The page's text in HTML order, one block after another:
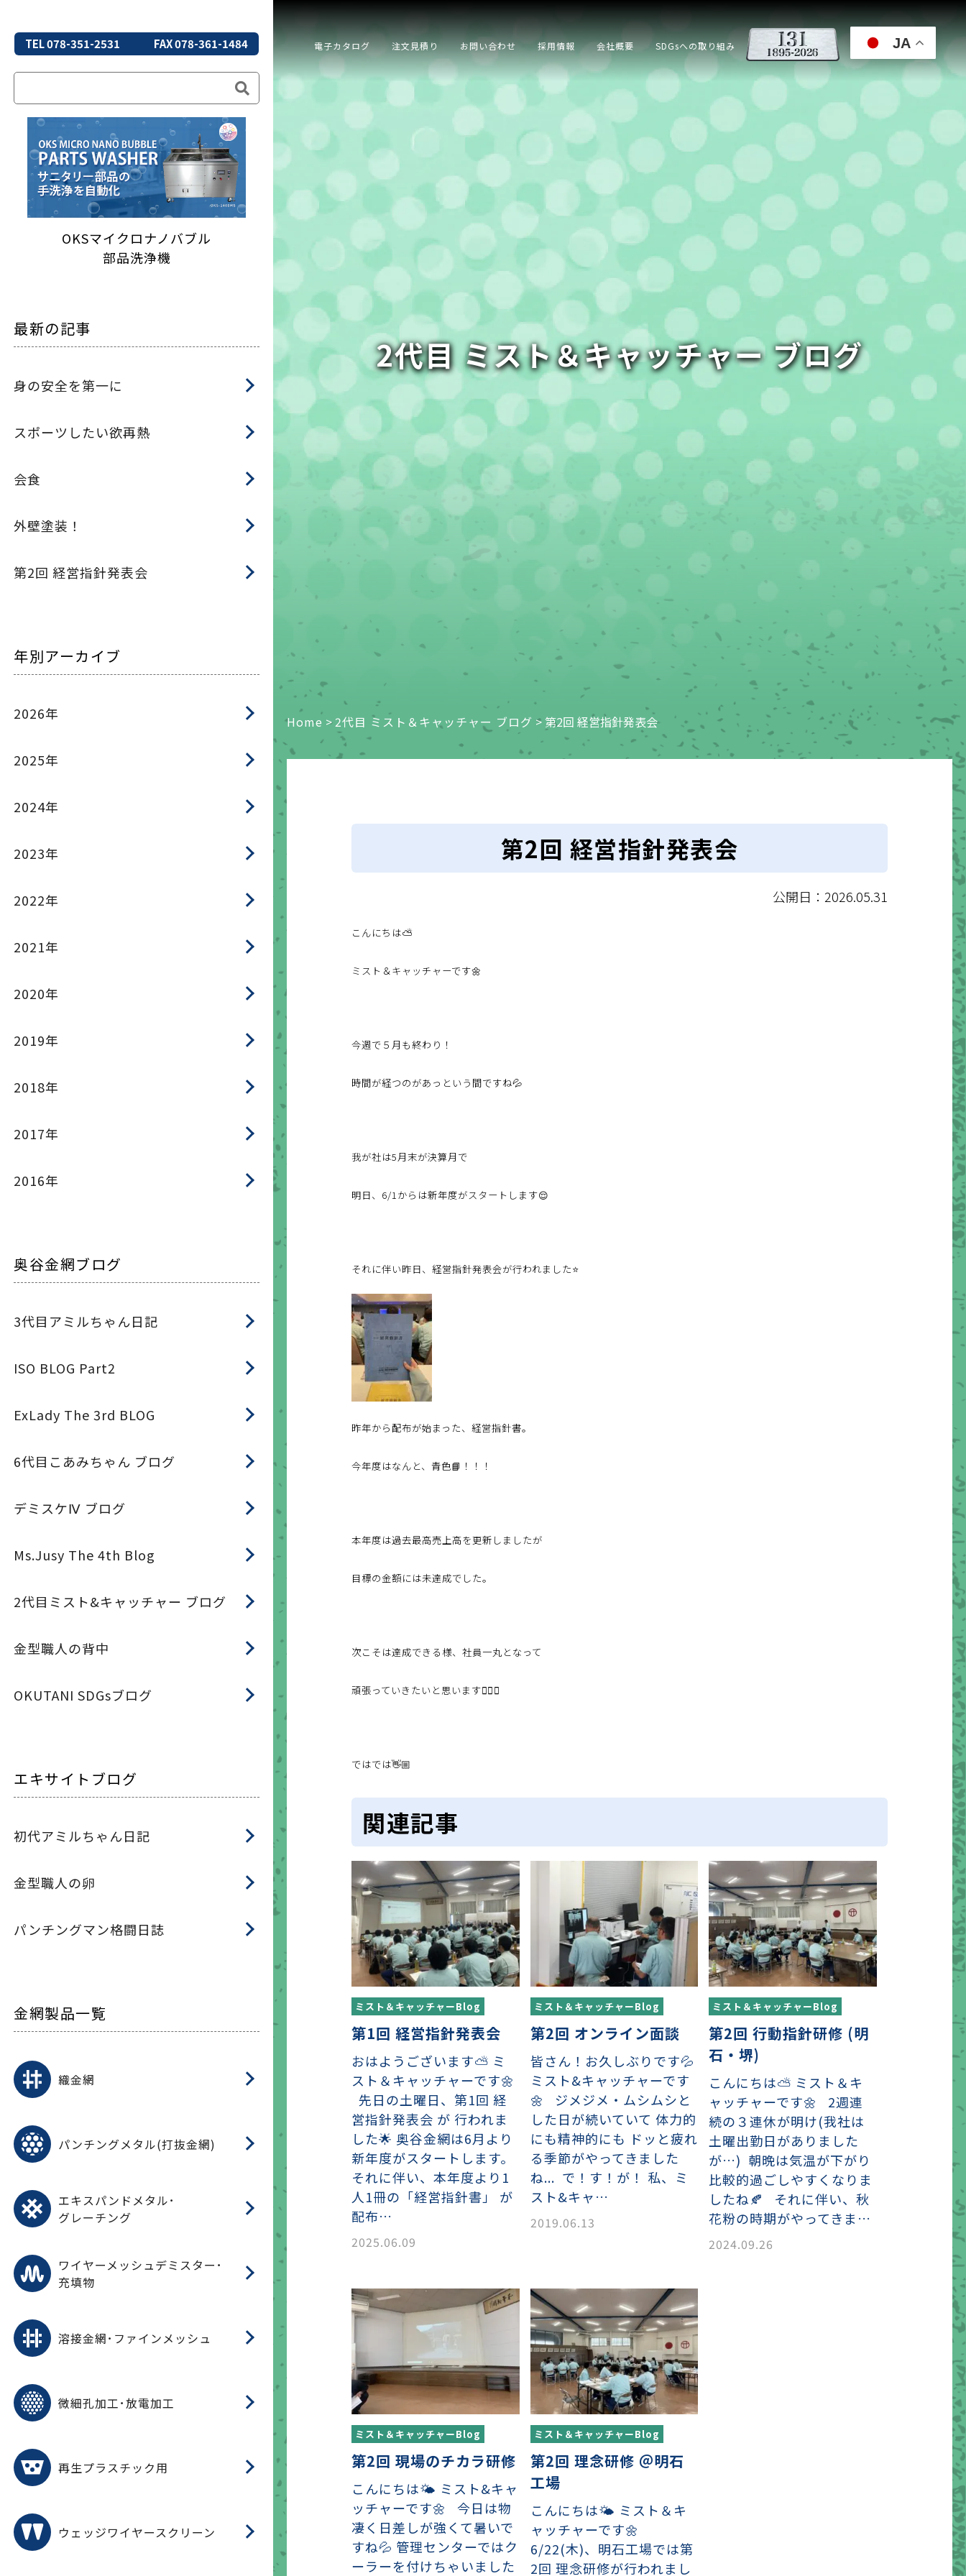
TEL 078-351-2531 FAX 078-361-1484
OKSマイクロナノバブル
部品洗浄機
最新の記事
身の安全を第一に
スポーツしたい欲再熱
会食
外壁塗装！
第2回 経営指針発表会
年別アーカイブ
2026年
2025年
2024年
2023年
2022年
2021年
2020年
2019年
2018年
2017年
2016年
奥谷金網ブログ
3代目アミルちゃん日記
ISO BLOG Part2
ExLady The 3rd BLOG
6代目こあみちゃん ブログ
デミスケⅣ ブログ
Ms.Jusy The 4th Blog
2代目ミスト&キャッチャー ブログ
金型職人の背中
OKUTANI SDGsブログ
エキサイトブログ
初代アミルちゃん日記
金型職人の卵
パンチングマン格闘日誌
金網製品一覧
織金網
平織金網網目一覧表
綾織金網網目一覧表
特殊線材メッシュ網目一覧
マグネステン®金網
マグネステン®金網網目一覧表
平畳織金網
綾畳織金網
クリンプ織金網
ロッククリンプ織金網
フラットトップ織金網
(滑面式金網)
トンキャップ織金網
(長目金網)
タイロッド織金網
振動篩用金網について
JIS試験用ふるい
ワイヤーネットコンベヤー
装飾用織金網
ワイヤーゲージ（線番）
織金網加工品
パンチングメタル(打抜金網)
金型パターン
在庫リスト
造粒機及び粉砕機用
遠心分離機用
スーパーパンチング™
SUPER PUNCHING™
スーパーパンチング™
標準金型リスト
スーパーパンチング™
在庫リスト
ODSサニタリーストレーナー™
二相ステンレス鋼パンチング
耐摩耗鋼板HARDOX®
エンボス・ディンプル加工
樹脂パンチング™
（プラスチックパンチング）
セレクト カラー・サイズ
樹脂パンチング™（PVC）
オーダーシート
（炭素繊維強化熱可塑性樹
パンチング™
大開孔率パンチング™
（X-OPEN AREA
PUNCHING）
C.G.P/コンピューター
グラフィックパンチング
開孔率自動計算(%)
重量自動計算(kg)
パンチングメタル加工品
エキスパンドメタル･
グレーチング
エキスパンドメタル
CFRTP EXメッシュ『CF
グレーチング
ワイヤーメッシュデミスター･
充填物
溶接金網･ファインメッシュ
ファインメッシュ
ファインメッシュ加工品
微細孔加工･放電加工
電子ビームドリル加工
EBD電子ビームドリル加工
参考データ
多軸同時・微細ドリリング・
ルーター・ザグリ加工(金型レ
レーザースクリーン
再生プラスチック用
再生プラスチック用レーザー
フィルター
造粒機用消耗部品
粉砕機用消耗部品
ウェッジワイヤースクリーン
2代目 ミスト＆キャッチャー ブログ
電子カタログ 注文見積り お問い合わせ 採用情報 会社概要 SDGsへの取り組み JA
Home > 2代目 ミスト＆キャッチャー ブログ >第2回 経営指針発表会
第2回 経営指針発表会
公開日：2026.05.31
こんにちは⛅
ミスト＆キャッチャーです🌼
今週で５月も終わり！
時間が経つのがあっという間ですね💦
我が社は5月末が決算月で
明日、6/1からは新年度がスタートします😌
それに伴い昨日、経営指針発表会が行われました⭐️
昨年から配布が始まった、経営指針書。
今年度はなんと、青色📘！！！
本年度は過去最高売上高を更新しましたが
目標の金額には未達成でした。
次こそは達成できる様、社員一丸となって
頑張っていきたいと思います✊🏻🔥
ではでは👋🏼
関連記事
ミスト＆キャッチャーBlog
第1回 経営指針発表会
おはようございます⛅ ミ
スト＆キャッチャーです🌼
先日の土曜日、第1回 経
営指針発表会 が 行われま
した🌟 奥谷金網は6月より
新年度がスタートします。
それに伴い、本年度より1
人1冊の「経営指針書」 が
配布…
2025.06.09
ミスト＆キャッチャーBlog
第2回 オンライン面談
皆さん！お久しぶりです💦
ミスト&キャッチャーです
🌼 ジメジメ・ムシムシと
した日が続いていて 体力的
にも精神的にも ドッと疲れ
る季節がやってきました
ね... で！す！が！ 私、ミ
スト&キャ…
2019.06.13
ミスト＆キャッチャーBlog
第2回 行動指針研修 (明
石・堺)
こんにちは⛅ ミスト＆キ
ャッチャーです🌼 2週連
続の３連休が明け(我社は
土曜出勤日がありました
が…) 朝晩は気温が下がり
比較的過ごしやすくなりま
したね🍂 それに伴い、秋
花粉の時期がやってきま…
2024.09.26
ミスト＆キャッチャーBlog
第2回 現場のチカラ研修
こんにちは🌤 ミスト&キャ
ッチャーです🌼 今日は物
凄く日差しが強くて暑いで
すね💦 管理センターではク
ーラーを付けちゃいました
ミスト＆キャッチャーBlog
第2回 理念研修 ＠明石
工場
こんにちは🌤 ミスト＆キ
ャッチャーです🌼
6/22(木)、明石工場では第
2回 理念研修が行われまし